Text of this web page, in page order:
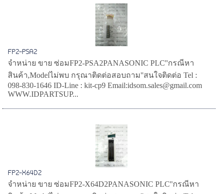
FP2-PSA2
จำหน่าย ขาย ซ่อมFP2-PSA2PANASONIC PLC''กรณีหา
สินค้า,Modelไม่พบ กรุณาติดต่อสอบถาม''สนใจติดต่อ Tel :
098-830-1646 ID-Line : kit-cp9 Email:idsom.sales@gmail.com
WWW.IDPARTSUP...
FP2-X64D2
จำหน่าย ขาย ซ่อมFP2-X64D2PANASONIC PLC''กรณีหา